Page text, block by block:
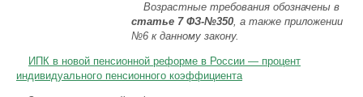
Возрастные требования обозначены в
статье 7 ФЗ-№350, а также приложении
№6 к данному закону.
ИПК в новой пенсионной реформе в России — процент
индивидуального пенсионного коэффициента